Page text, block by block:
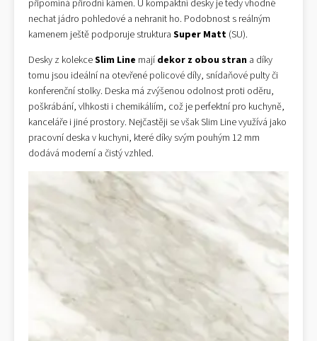
připomíná přírodní kámen. U kompaktní desky je tedy vhodné
nechat jádro pohledové a nehranit ho. Podobnost s reálným
kamenem ještě podporuje struktura Super Matt (SU).
Desky z kolekceSlim Line mají dekor z obou stran a díky
tomu jsou ideální na otevřené policové díly, snídaňové pulty či
konferenční stolky. Deska má zvýšenou odolnost proti oděru,
poškrábání, vlhkosti i chemikáliím, což je perfektní pro kuchyně,
kanceláře i jiné prostory. Nejčastěji se však Slim Line využívá jako
pracovní deska v kuchyni, které díky svým pouhým 12 mm
dodává moderní a čistý vzhled.